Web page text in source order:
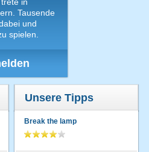
Tausende
und
spielen.
Unsere Tipps
Break the lamp